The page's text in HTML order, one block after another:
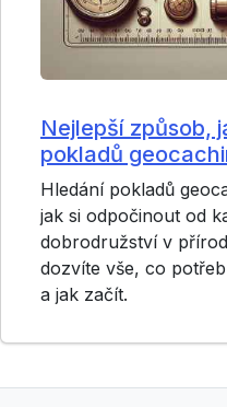
Nejlepší způsob,
pokladů
Hledání pokladů
jak si odpočinout od
dobrodružství v
dozvíte vše, co
a jak začít.